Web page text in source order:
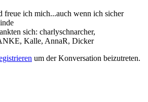
freue ich mich...auch wenn ich sicher
sich: charlyschnarcher,
, Kalle, AnnaR, Dicker
um der Konversation beizutreten.